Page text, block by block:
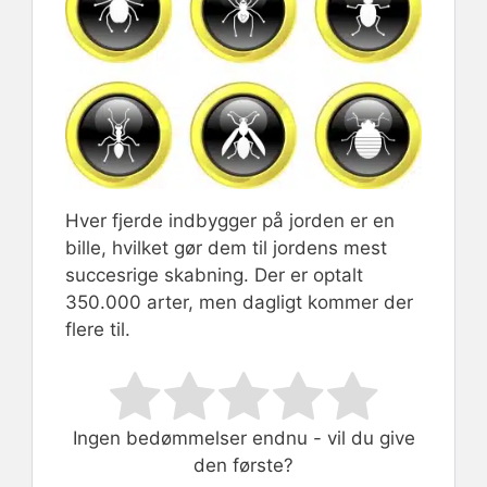
Hver fjerde indbygger på jorden er en
bille, hvilket gør dem til jordens mest
succesrige skabning. Der er optalt
350.000 arter, men dagligt kommer der
flere til.
Rate this item:
Submit Rating
Ingen bedømmelser endnu - vil du give
den første?